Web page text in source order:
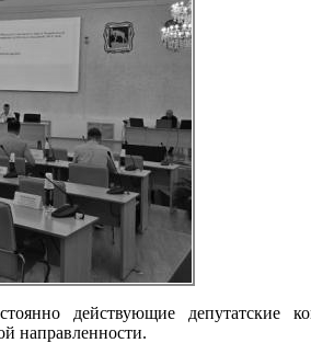
действующие депутатские
направленности.